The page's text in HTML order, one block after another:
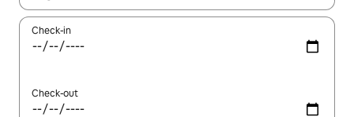
Check-in
Check-out